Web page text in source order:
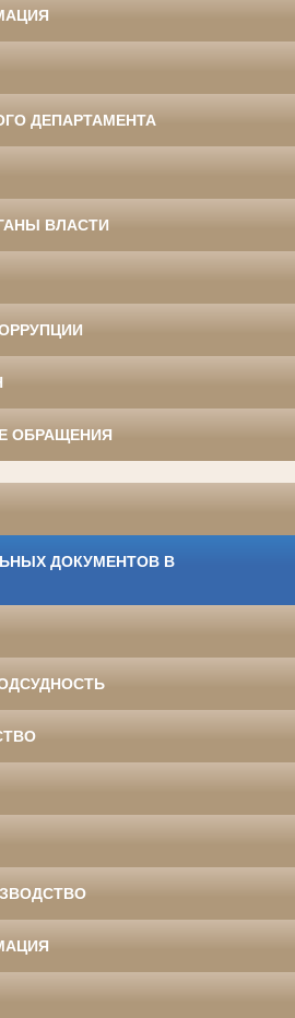
ДЕПАРТАМЕНТА
ВЛАСТИ
ОБРАЩЕНИЯ
ДОКУМЕНТОВ В